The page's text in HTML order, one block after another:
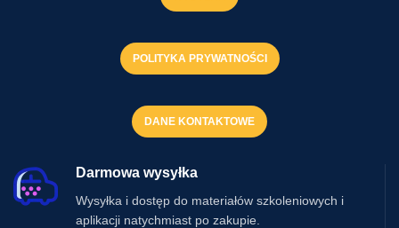
POLITYKA PRYWATNOŚCI
DANE KONTAKTOWE
Darmowa wysyłka
Wysyłka i dostęp do materiałów szkoleniowych i
aplikacji natychmiast po zakupie.